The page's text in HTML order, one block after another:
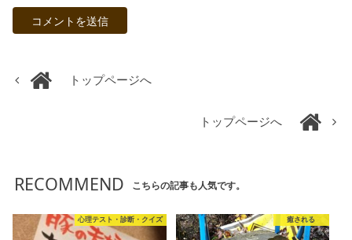
トップページへ
トップページへ
RECOMMEND こちらの記事も人気です。
心理テスト・診断・クイズ 癒される